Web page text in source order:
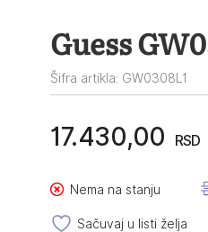
Guess
Šifra artikla: GW0308L1
17.430,00 RSD
Nema na stanju
Sačuvaj u listi želja